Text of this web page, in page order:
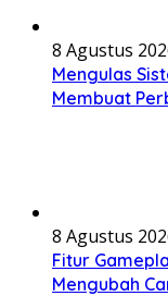
8 Agustus
Mengulas
Membuat
8 Agustus
Fitur
Mengubah